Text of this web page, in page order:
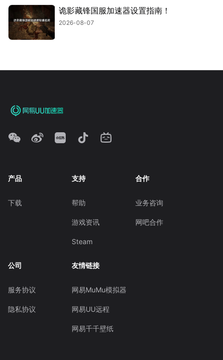
诡影藏锋国服加速器设置指南！
2026-08-07
产品
下载
支持
帮助
游戏资讯
Steam
合作
业务咨询
网吧合作
公司
服务协议
隐私协议
友情链接
网易MuMu模拟器
网易UU远程
网易千千壁纸